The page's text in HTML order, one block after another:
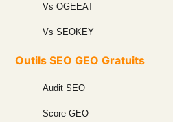
Vs OGEEAT
Vs SEOKEY
Outils SEO GEO Gratuits
Audit SEO
Score GEO